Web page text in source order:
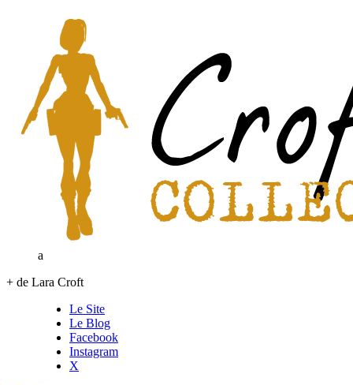
a
+ de Lara Croft
Le Site
Le Blog
Facebook
Instagram
X